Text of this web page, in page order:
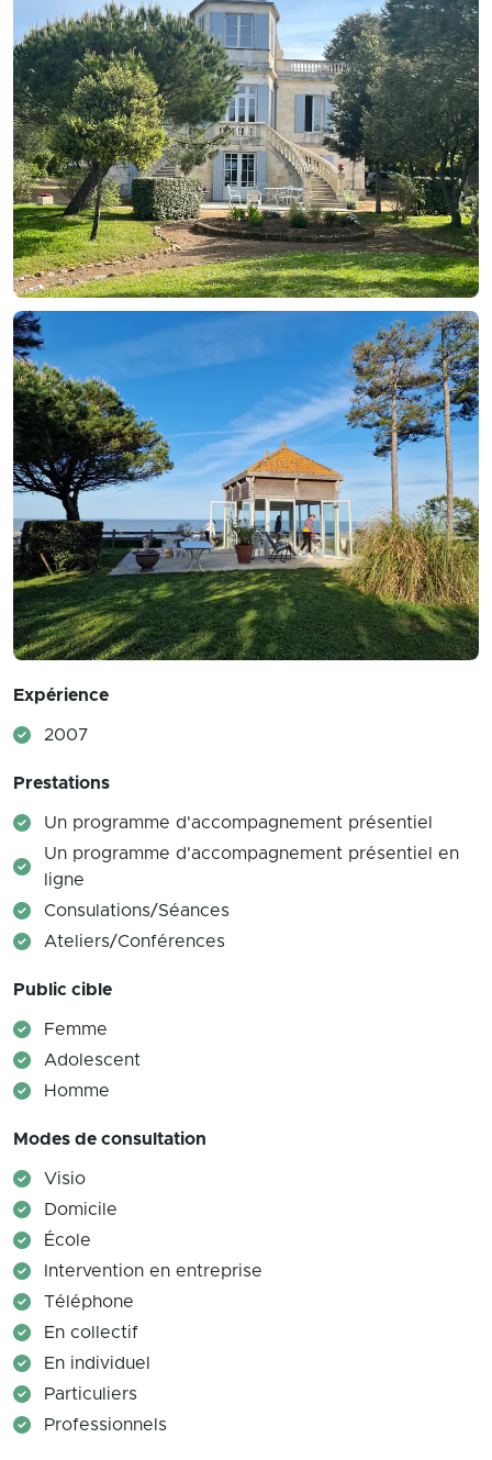
Expérience
2007
Prestations
Un programme d'accompagnement présentiel
Un programme d'accompagnement présentiel en
ligne
Consulations/Séances
Ateliers/Conférences
Public cible
Femme
Adolescent
Homme
Modes de consultation
Visio
Domicile
École
Intervention en entreprise
Téléphone
En collectif
En individuel
Particuliers
Professionnels